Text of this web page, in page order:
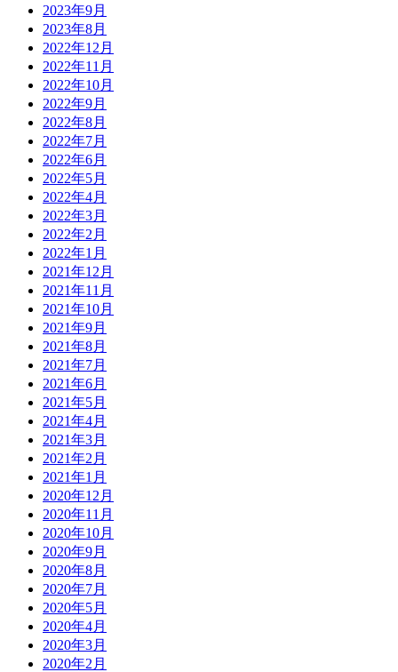
2023年9月
2023年8月
2022年12月
2022年11月
2022年10月
2022年9月
2022年8月
2022年7月
2022年6月
2022年5月
2022年4月
2022年3月
2022年2月
2022年1月
2021年12月
2021年11月
2021年10月
2021年9月
2021年8月
2021年7月
2021年6月
2021年5月
2021年4月
2021年3月
2021年2月
2021年1月
2020年12月
2020年11月
2020年10月
2020年9月
2020年8月
2020年7月
2020年5月
2020年4月
2020年3月
2020年2月